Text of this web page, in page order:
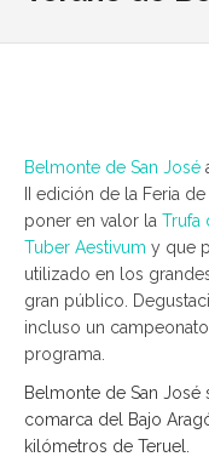
Belmonte de San José
II edición de la Feria
poner en valor la Trufa
Tuber Aestivum y que
utilizado en los
gran público.
incluso un
programa.
Belmonte de San José
comarca del Bajo
kilómetros de Teruel.